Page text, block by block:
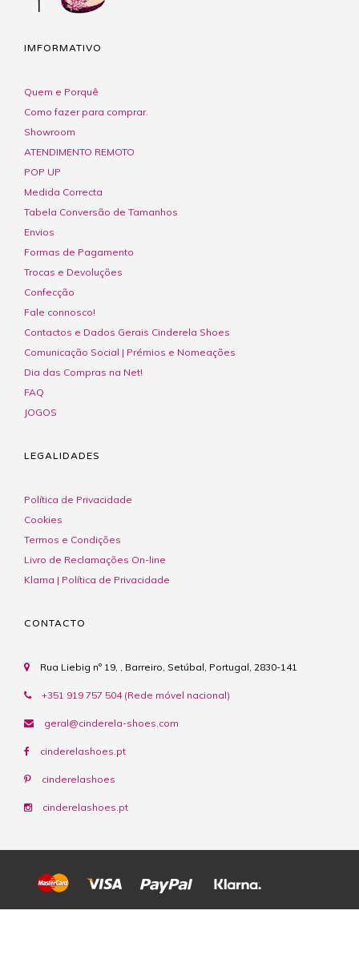
IMFORMATIVO
Quem e Porquê
Como fazer para comprar.
Showroom
ATENDIMENTO REMOTO
POP UP
Medida Correcta
Tabela Conversão de Tamanhos
Envios
Formas de Pagamento
Trocas e Devoluções
Confecção
Fale connosco!
Contactos e Dados Gerais Cinderela Shoes
Comunicação Social | Prémios e Nomeações
Dia das Compras na Net!
FAQ
JOGOS
LEGALIDADES
Política de Privacidade
Cookies
Termos e Condições
Livro de Reclamações On-line
Klarna | Política de Privacidade
CONTACTO
Rua Liebig nº 19, , Barreiro, Setúbal, Portugal, 2830-141
+351 919 757 504 (Rede móvel nacional)
geral@cinderela-shoes.com
cinderelashoes.pt
cinderelashoes
cinderelashoes.pt